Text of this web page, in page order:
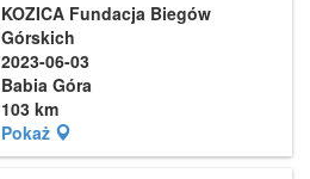
KOZICA Fundacja Biegów
Górskich
2023-06-03
Babia Góra
103 km
Pokaż